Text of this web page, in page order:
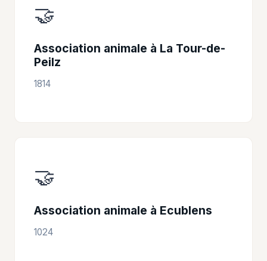
🤝
Association animale à La Tour-de-
Peilz
1814
🤝
Association animale à Ecublens
1024